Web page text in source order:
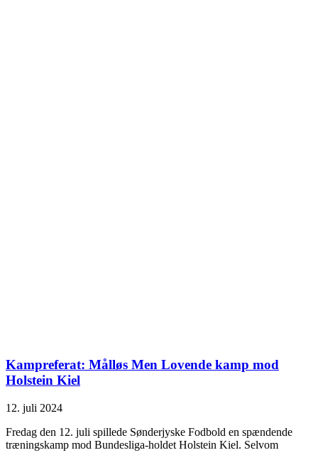
Kampreferat: Målløs Men Lovende kamp mod
Holstein Kiel
12. juli 2024
Fredag den 12. juli spillede Sønderjyske Fodbold en spændende
træningskamp mod Bundesliga-holdet Holstein Kiel. Selvom